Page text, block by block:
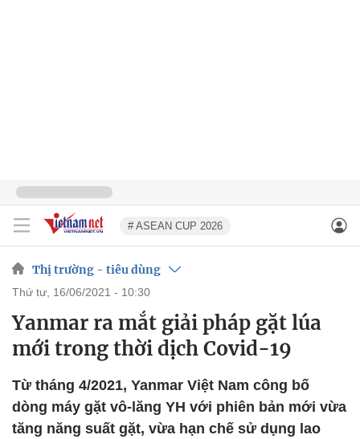
# ASEAN CUP 2026
Thị trường - tiêu dùng
thứ tư, 16/06/2021 - 10:30
Yanmar ra mắt giải pháp gặt lúa
mới trong thời dịch Covid-19
Từ tháng 4/2021, Yanmar Việt Nam công bố
dòng máy gặt vô-lăng YH với phiên bản mới vừa
tăng năng suất gặt, vừa hạn chế sử dụng lao